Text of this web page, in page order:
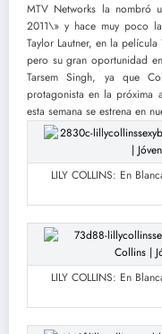
MTV Networks la nombró
2011\» y hace muy poco
Taylor Lautner, en la
pero su gran oportunidad
Tarsem Singh, ya que
protagonista en la próxima
esta semana se estrena en
LILY COLLINS: En
LILY COLLINS: En